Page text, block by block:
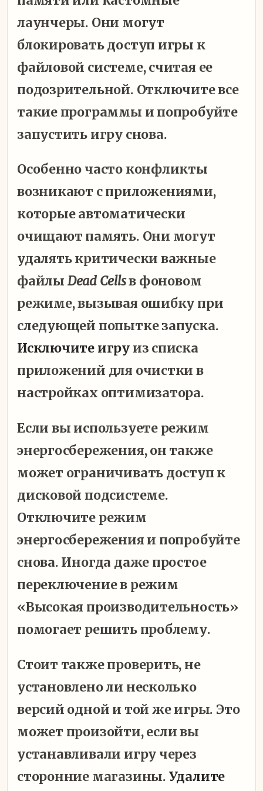
лаунчеры. Они могут
блокировать доступ игры к
файловой системе, считая ее
подозрительной. Отключите все
такие программы и попробуйте
запустить игру снова.
Особенно часто конфликты
возникают с приложениями,
которые автоматически
очищают память. Они могут
удалять критически важные
файлы Dead Cellsв фоновом
режиме, вызывая ошибку при
следующей попытке запуска.
Исключите игруиз списка
приложений для очистки в
настройках оптимизатора.
Если вы используете режим
энергосбережения, он также
может ограничивать доступ к
дисковой подсистеме.
Отключите режим
энергосбережения и попробуйте
снова. Иногда даже простое
переключение в режим
«Высокая производительность»
помогает решить проблему.
Стоит также проверить, не
установлено ли несколько
версий одной и той же игры. Это
может произойти, если вы
устанавливали игру через
сторонние магазины. Удалите